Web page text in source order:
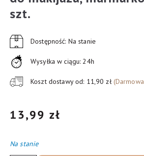
szt.
Dostępność: Na stanie
Wysyłka w ciągu: 24h
Koszt dostawy od: 11,90 zł
13,99 zł
Na stanie